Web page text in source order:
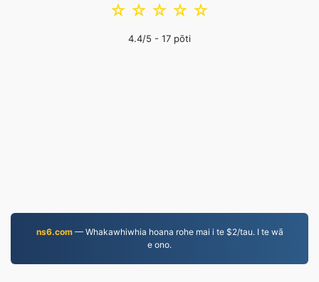
☆
☆
☆
☆
☆
4.4/5 - 17 pōti
ns6.com— Whakawhiwhia hoana rohe mai i te $2/tau. I te wā
e ono.